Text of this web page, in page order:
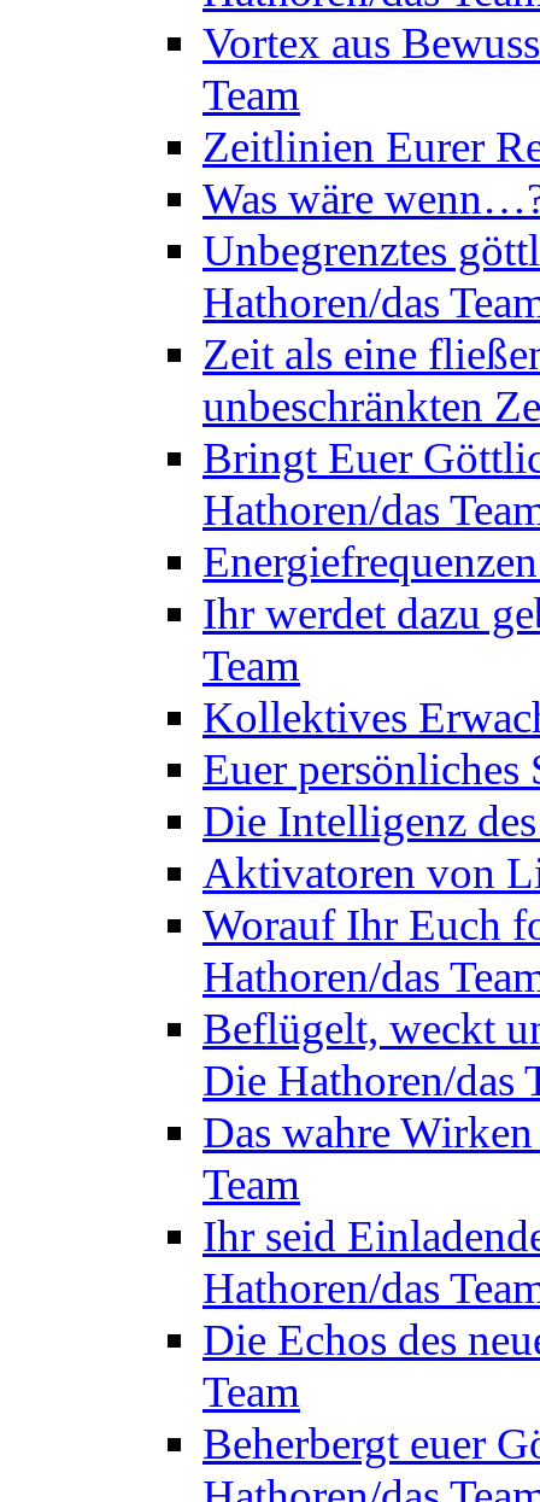
Vortex aus
Team
Zeitlinien Eurer
Was wäre
Unbegrenztes
Hathoren/das
Zeit als eine
unbeschränkten
Bringt Euer
Hathoren/das
Ihr werdet dazu
Team
Kollektives
Euer persönliches
Die Intelligenz
Aktivatoren von
Worauf Ihr Euch
Hathoren/das
Beflügelt, weckt
Die Hathoren/das
Das wahre
Team
Ihr seid
Hathoren/das
Die Echos des
Team
Beherbergt euer